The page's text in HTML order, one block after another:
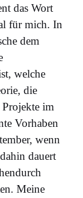
das Wort
für mich. In
dem
welche
die
Projekte im
Vorhaben
wenn
dauert
Meine